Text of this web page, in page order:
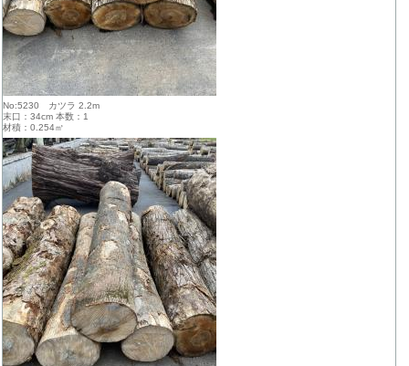
No:5230 カツラ 2.2m
末口：34cm 本数：1
材積：0.254㎥